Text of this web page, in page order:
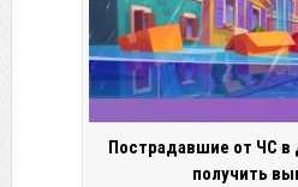
Пострадавшие от ЧС в
получить